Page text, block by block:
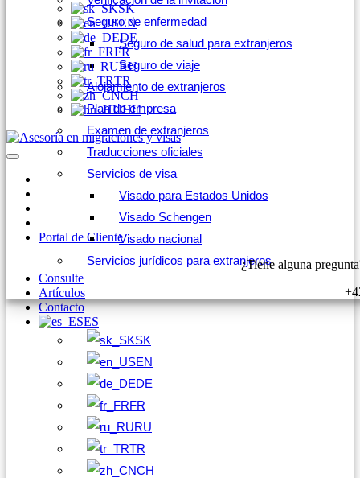
Seguro de enfermedad
Seguro de salud para extranjeros
Seguro de viaje
Alojamiento de extranjeros
Plan de empresa
Examen de extranjeros
Traducciones oficiales
Servicios de visa
Visado para Estados Unidos
Visado Schengen
Visado nacional
Servicios jurídicos para extranjeros
Consulte
Artículos
Contacto
ES
SK
EN
DE
FR
RU
TR
CH
SK
EN
DE
FR
RU
TR
CH
HU
Portal de Cliente
¿Tiene alguna